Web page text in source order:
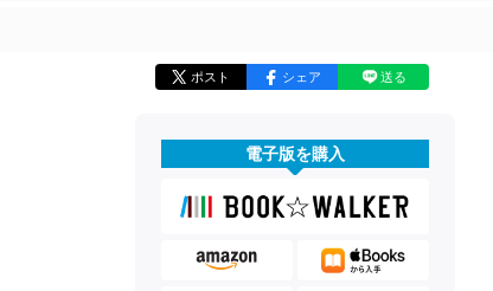
ポスト シェア 送る
電子版を購入